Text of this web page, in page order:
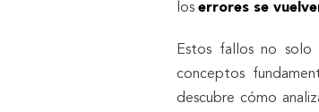
los errores se
Estos fallos no solo
conceptos
descubre cómo